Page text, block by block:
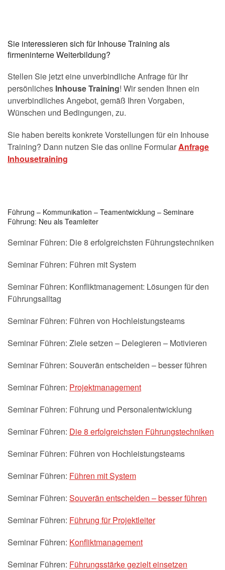
Sie interessieren sich für Inhouse Training als
firmeninterne Weiterbildung?
Stellen Sie jetzt eine unverbindliche Anfrage für Ihr
persönliches Inhouse Training! Wir senden Ihnen ein
unverbindliches Angebot, gemäß Ihren Vorgaben,
Wünschen und Bedingungen, zu.
Sie haben bereits konkrete Vorstellungen für ein Inhouse
Training? Dann nutzen Sie das online FormularAnfrage
Inhousetraining
Führung – Kommunikation – Teamentwicklung – Seminare
Führung: Neu als Teamleiter
Seminar Führen: Die 8 erfolgreichsten Führungstechniken
Seminar Führen: Führen mit System
Seminar Führen: Konfliktmanagement: Lösungen für den
Führungsalltag
Seminar Führen: Führen von Hochleistungsteams
Seminar Führen: Ziele setzen – Delegieren – Motivieren
Seminar Führen: Souverän entscheiden – besser führen
Seminar Führen: Projektmanagement
Seminar Führen: Führung und Personalentwicklung
Seminar Führen: Die 8 erfolgreichsten Führungstechniken
Seminar Führen: Führen von Hochleistungsteams
Seminar Führen: Führen mit System
Seminar Führen: Souverän entscheiden – besser führen
Seminar Führen: Führung für Projektleiter
Seminar Führen: Konfliktmanagement
Seminar Führen: Führungsstärke gezielt einsetzen